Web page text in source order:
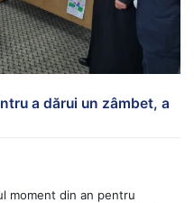
a dărui un zâmbet, a
moment din an pentru